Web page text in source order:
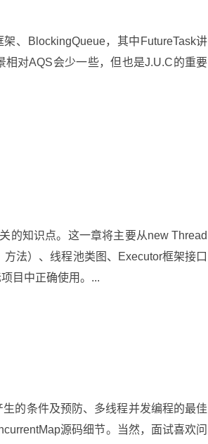
、BlockingQueue，其中FutureTask讲
对AQS会少一些，但也是J.U.C的重要
的知识点。这一章将主要从new Thread
法）、线程池类图、Executor框架接口
目中正确使用。...
的条件及预防、多线程并发编程的最佳
源码细节。当然，面试喜欢问